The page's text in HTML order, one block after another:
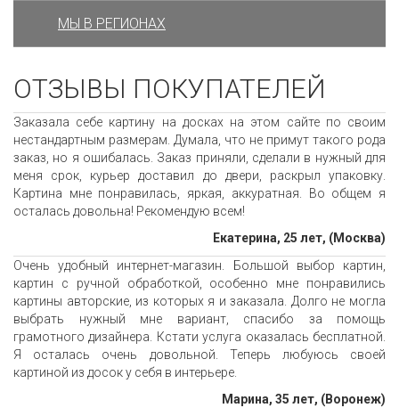
МЫ В РЕГИОНАХ
ОТЗЫВЫ ПОКУПАТЕЛЕЙ
Заказала себе картину на досках на этом сайте по своим
нестандартным размерам. Думала, что не примут такого рода
заказ, но я ошибалась. Заказ приняли, сделали в нужный для
меня срок, курьер доставил до двери, раскрыл упаковку.
Картина мне понравилась, яркая, аккуратная. Во общем я
осталась довольна! Рекомендую всем!
Екатерина, 25 лет, (Москва)
Очень удобный интернет-магазин. Большой выбор картин,
картин с ручной обработкой, особенно мне понравились
картины авторские, из которых я и заказала. Долго не могла
выбрать нужный мне вариант, спасибо за помощь
грамотного дизайнера. Кстати услуга оказалась бесплатной.
Я осталась очень довольной. Теперь любуюсь своей
картиной из досок у себя в интерьере.
Марина, 35 лет, (Воронеж)